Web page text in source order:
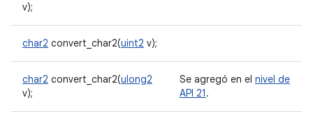
v);
char2 convert_char2(uint2 v);
char2 convert_char2(ulong2
v);
Se agregó en el nivel de
API 21.